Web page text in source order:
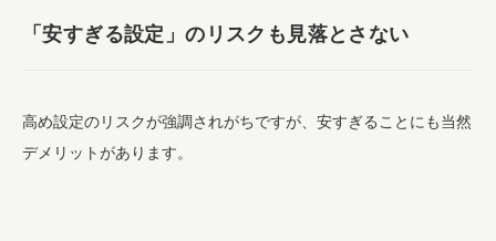
「安すぎる設定」のリスクも見落とさない
高め設定のリスクが強調されがちですが、安すぎることにも当然
デメリットがあります。